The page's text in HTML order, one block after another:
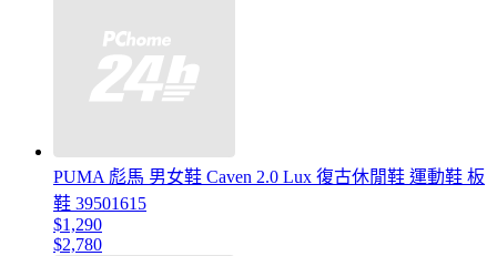
PUMA 彪馬 男女鞋 Caven 2.0 Lux 復古休閒鞋 運動鞋 板
鞋 39501615
$1,290
$2,780